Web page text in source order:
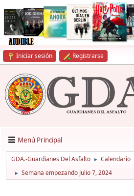
Iniciar sesión Registrarse
Menú Principal
GDA.-Guardianes Del Asfalto ► Calendario
► Semana empezando Julio 7, 2024